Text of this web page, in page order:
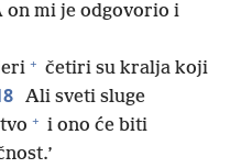
on mi je odgovorio i
+ četiri su kralja koji
Ali sveti sluge
+ i ono će biti